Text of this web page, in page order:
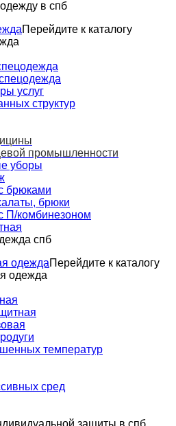
Перейдите к каталогу
услуг
структур
промышленности
уборы
брюками
брюки
П/комбинезоном
одеждаПерейдите к каталогу
одежда
температур
сред